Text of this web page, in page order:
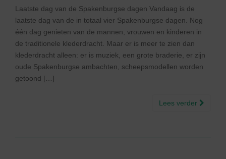
Laatste dag van de Spakenburgse dagen Vandaag is de
laatste dag van de in totaal vier Spakenburgse dagen. Nog
één dag genieten van de mannen, vrouwen en kinderen in
de traditionele klederdracht. Maar er is meer te zien dan
klederdracht alleen: er is muziek, een grote braderie, er zijn
oude Spakenburgse ambachten, scheepsmodellen worden
getoond […]
Lees verder